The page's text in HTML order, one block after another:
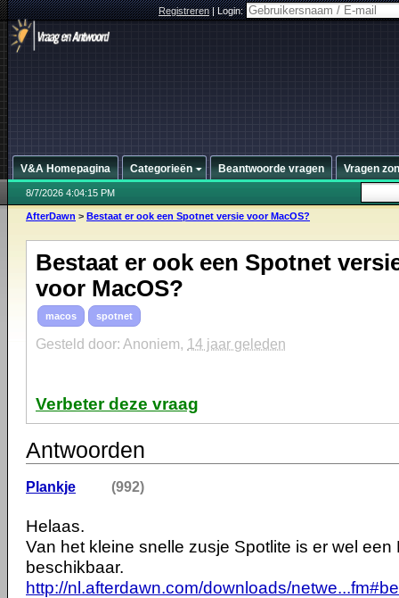
Registreren|Login:
V&A Homepagina Categorieën Beantwoorde vragen Vragen
8/7/2026 4:04:15 PM
AfterDawn > Bestaat er ook een Spotnet versie voor MacOS?
Bestaat er ook een Spotnet
voor MacOS?
macos spotnet
Gesteld door: Anoniem, 14 jaar geleden
Verbeter deze vraag
Antwoorden
Plankje (992)
Helaas.
Van het kleine snelle zusje Spotlite is er wel een
beschikbaar.
http://nl.afterdawn.com/downloads/